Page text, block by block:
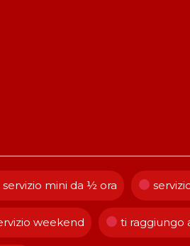
servizio mini da ½ ora
weekend ti raggiungo